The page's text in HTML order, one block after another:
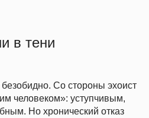
в тени
Со стороны эхоист
человеком»: уступчивым,
Но хронический отказ